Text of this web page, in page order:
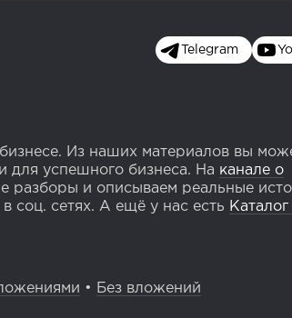
Telegram
Из наших материалов вы
для успешного бизнеса. На канале о
разборы и описываем реальные
соц. сетях. А ещё у нас есть
• Без вложений